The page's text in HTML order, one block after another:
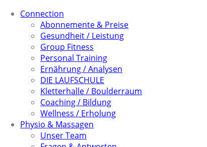
Connection
Abonnemente & Preise
Gesundheit / Leistung
Group Fitness
Personal Training
Ernährung / Analysen
DIE LAUFSCHULE
Kletterhalle / Boulderraum
Coaching / Bildung
Wellness / Erholung
Physio & Massagen
Unser Team